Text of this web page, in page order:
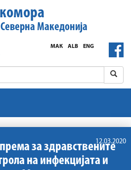
Македонија
ENG
ALB
МАК
12.03.2020
за здравствените
на инфекцијата и